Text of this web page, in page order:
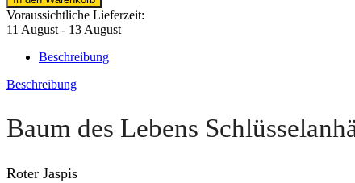
Voraussichtliche Lieferzeit:
11 August - 13 August
Beschreibung
Beschreibung
Baum des Lebens
Roter Jaspis